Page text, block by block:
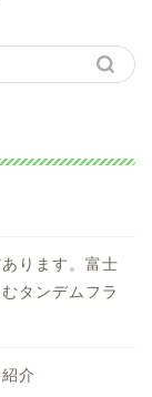
ります。富士
タンデムフラ
介